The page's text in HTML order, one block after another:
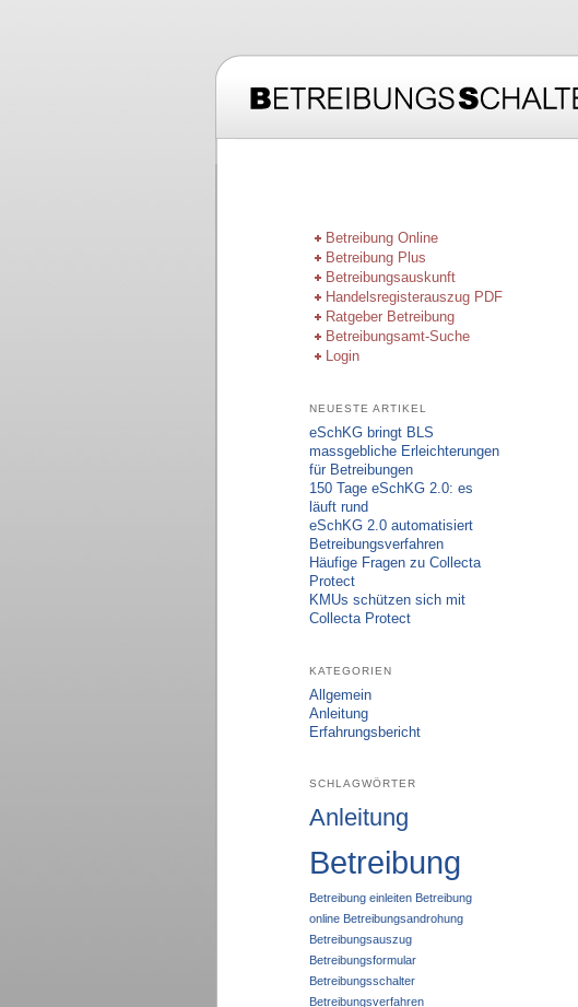
Betreibung Online
Betreibung Plus
Betreibungsauskunft
Handelsregisterauszug PDF
Ratgeber Betreibung
Betreibungsamt-Suche
Login
NEUESTE ARTIKEL
eSchKG bringt BLS
massgebliche Erleichterungen
für Betreibungen
150 Tage eSchKG 2.0: es
läuft rund
eSchKG 2.0 automatisiert
Betreibungsverfahren
Häufige Fragen zu Collecta
Protect
KMUs schützen sich mit
Collecta Protect
KATEGORIEN
Allgemein
Anleitung
Erfahrungsbericht
SCHLAGWÖRTER
Anleitung
Betreibung
Betreibung einleiten Betreibung
online Betreibungsandrohung
Betreibungsauszug
Betreibungsformular
Betreibungsschalter
Betreibungsverfahren